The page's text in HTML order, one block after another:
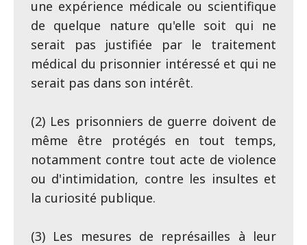
une expérience médicale ou scientifique
de quelque nature qu'elle soit qui ne
serait pas justifiée par le traitement
médical du prisonnier intéressé et qui ne
serait pas dans son intérêt.
(2) Les prisonniers de guerre doivent de
même être protégés en tout temps,
notamment contre tout acte de violence
ou d'intimidation, contre les insultes et
la curiosité publique.
(3) Les mesures de représailles à leur